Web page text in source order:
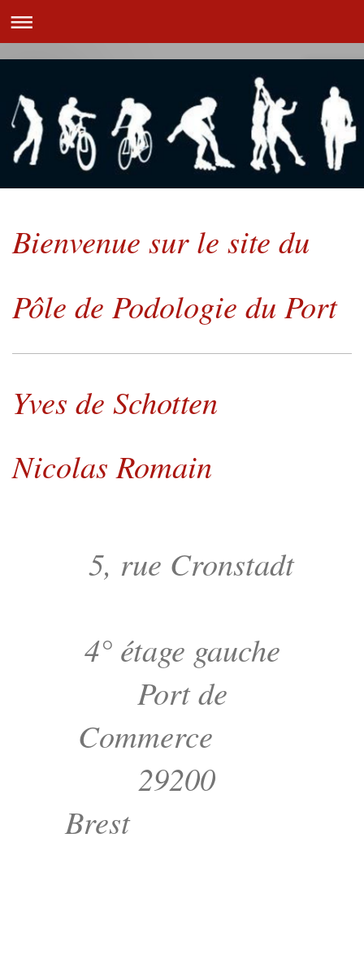
Bienvenue sur le site du
Pôle de Podologie du Port
Yves de Schotten
Nicolas Romain
5, rue Cronstadt
4° étage gauche
Port de
Commerce
29200
Brest